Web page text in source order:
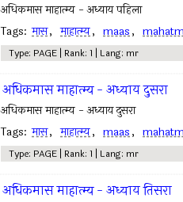
अधिकमास माहात्म्य - अध्याय पहिला
Tags: मास, माहात्म्य, maas,
Type: PAGE | Rank: 1 | Lang: mr
अधिकमास माहात्म्य - अध्याय दुसरा
अधिकमास माहात्म्य - अध्याय दुसरा
Tags: मास, माहात्म्य, maas,
Type: PAGE | Rank: 1 | Lang: mr
अधिकमास माहात्म्य - अध्याय तिसरा